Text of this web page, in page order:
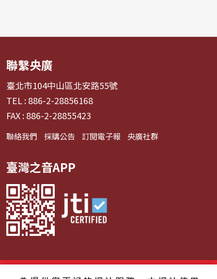
聯繫央廣
臺北市104中山區北安路55號
TEL : 886-2-28856168
FAX : 886-2-28855423
聯絡我們 採購公告 訂閱電子報 央廣社群
臺灣之音APP
© 2024財團法人中央廣播電臺 版權所有